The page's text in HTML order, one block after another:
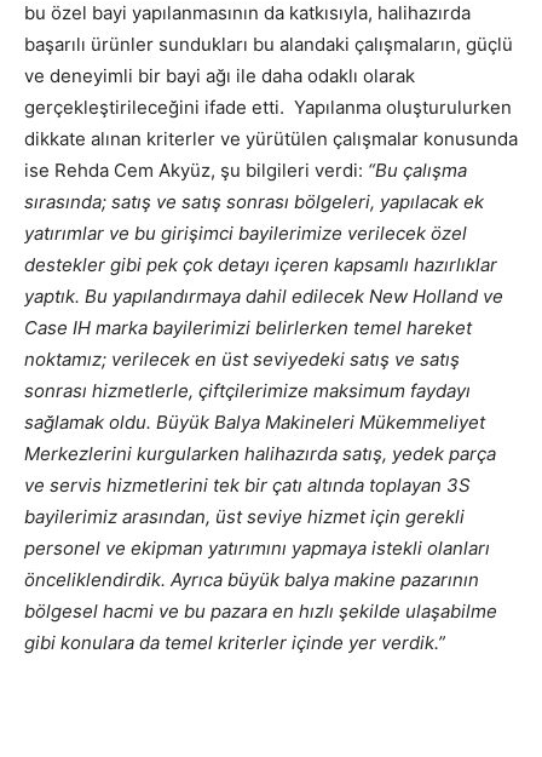
bu özel bayi yapılanmasının da katkısıyla, halihazırda
başarılı ürünler sundukları bu alandaki çalışmaların, güçlü
ve deneyimli bir bayi ağı ile daha odaklı olarak
gerçekleştirileceğini ifade etti. Yapılanma oluşturulurken
dikkate alınan kriterler ve yürütülen çalışmalar konusunda
ise Rehda Cem Akyüz, şu bilgileri verdi: “Bu çalışma
sırasında; satış ve satış sonrası bölgeleri, yapılacak ek
yatırımlar ve bu girişimci bayilerimize verilecek özel
destekler gibi pek çok detayı içeren kapsamlı hazırlıklar
yaptık. Bu yapılandırmaya dahil edilecek New Holland ve
Case IH marka bayilerimizi belirlerken temel hareket
noktamız; verilecek en üst seviyedeki satış ve satış
sonrası hizmetlerle, çiftçilerimize maksimum faydayı
sağlamak oldu. Büyük Balya Makineleri Mükemmeliyet
Merkezlerini kurgularken halihazırda satış, yedek parça
ve servis hizmetlerini tek bir çatı altında toplayan 3S
bayilerimiz arasından, üst seviye hizmet için gerekli
personel ve ekipman yatırımını yapmaya istekli olanları
önceliklendirdik. Ayrıca büyük balya makine pazarının
bölgesel hacmi ve bu pazara en hızlı şekilde ulaşabilme
gibi konulara da temel kriterler içinde yer verdik.”